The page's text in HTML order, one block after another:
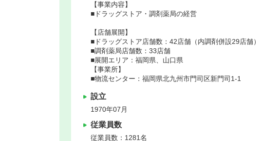
【事業内容】
■ドラッグストア・調剤薬局の経営
【店舗展開】
■ドラッグストア店舗数：42店舗（内調剤併設29店舗）
■調剤薬局店舗数：33店舗
■展開エリア：福岡県、山口県
【事業所】
■物流センター：福岡県北九州市門司区新門司1-1
設立
1970年07月
従業員数
従業員数：1281名